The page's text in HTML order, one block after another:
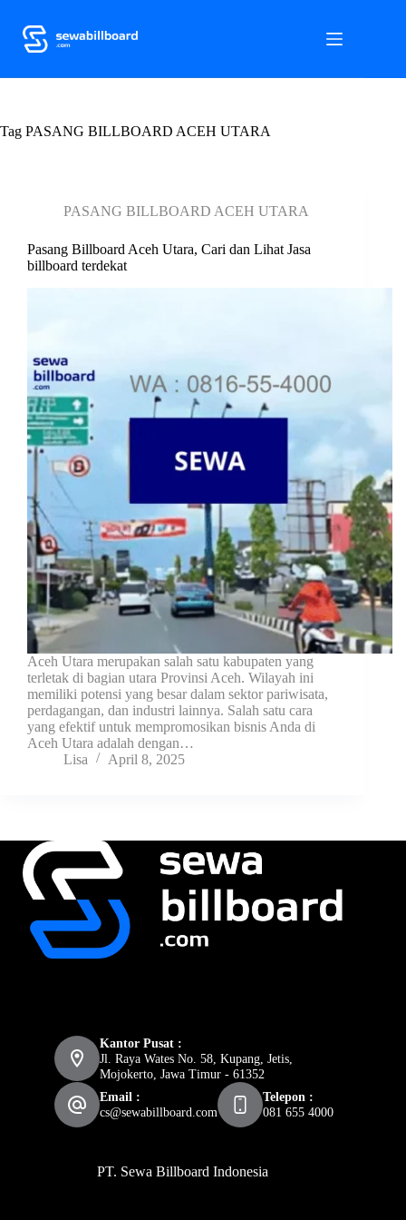
k
t
o
Tag PASANG BILLBOARD ACEH UTARA
PASANG BILLBOARD ACEH UTARA
Pasang Billboard Aceh Utara, Cari dan Lihat Jasa
billboard terdekat
Aceh Utara merupakan salah satu kabupaten yang
terletak di bagian utara Provinsi Aceh. Wilayah ini
memiliki potensi yang besar dalam sektor pariwisata,
perdagangan, dan industri lainnya. Salah satu cara
yang efektif untuk mempromosikan bisnis Anda di
Aceh Utara adalah dengan…
Lisa
April 8, 2025
Kantor Pusat :
Jl. Raya Wates No. 58, Kupang, Jetis,
Mojokerto, Jawa Timur - 61352
Email :
cs@sewabillboard.com
Telepon :
081 655 4000
PT. Sewa Billboard Indonesia